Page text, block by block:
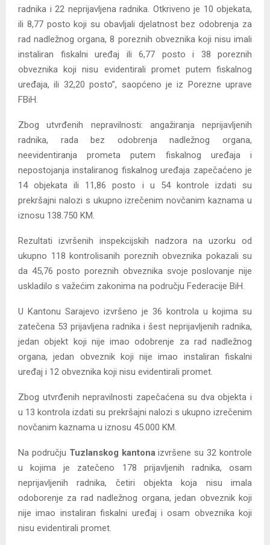
radnika i 22 neprijavljena radnika. Otkriveno je 10 objekata,
ili 8,77 posto koji su obavljali djelatnost bez odobrenja za
rad nadležnog organa, 8 poreznih obveznika koji nisu imali
instaliran fiskalni uređaj ili 6,77 posto i 38 poreznih
obveznika koji nisu evidentirali promet putem fiskalnog
uređaja, ili 32,20 posto”, saopćeno je iz Porezne uprave
FBiH.
Zbog utvrđenih nepravilnosti: angažiranja neprijavljenih
radnika, rada bez odobrenja nadležnog organa,
neevidentiranja prometa putem fiskalnog uređaja i
nepostojanja instaliranog fiskalnog uređaja zapečaćeno je
14 objekata ili 11,86 posto i u 54 kontrole izdati su
prekršajni nalozi s ukupno izrečenim novčanim kaznama u
iznosu 138.750 KM.
Rezultati izvršenih inspekcijskih nadzora na uzorku od
ukupno 118 kontrolisanih poreznih obveznika pokazali su
da 45,76 posto poreznih obveznika svoje poslovanje nije
uskladilo s važećim zakonima na području Federacije BiH.
U Kantonu Sarajevo izvršeno je 36 kontrola u kojima su
zatečena 53 prijavljena radnika i šest neprijavljenih radnika,
jedan objekt koji nije imao odobrenje za rad nadležnog
organa, jedan obveznik koji nije imao instaliran fiskalni
uređaj i 12 obveznika koji nisu evidentirali promet.
Zbog utvrđenih nepravilnosti zapečaćena su dva objekta i
u 13 kontrola izdati su prekršajni nalozi s ukupno izrečenim
novčanim kaznama u iznosu 45.000 KM.
Na području Tuzlanskog kantona izvršene su 32 kontrole
u kojima je zatečeno 178 prijavljenih radnika, osam
neprijavljenih radnika, četiri objekta koja nisu imala
odoborenje za rad nadležnog organa, jedan obveznik koji
nije imao instaliran fiskalni uređaj i osam obveznika koji
nisu evidentirali promet.